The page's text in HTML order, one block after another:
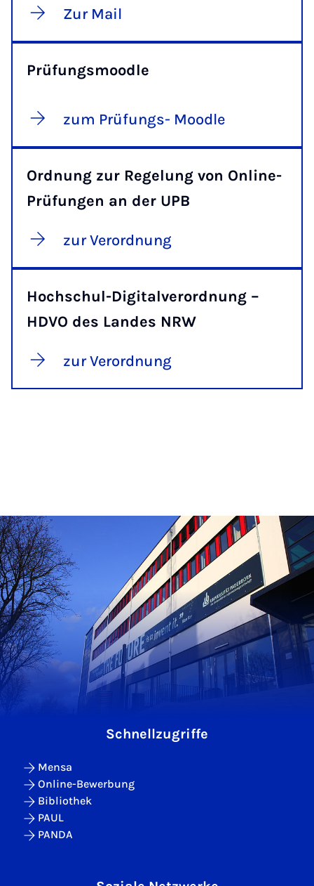
Zur Mail
Prüfungsmoodle
zum Prüfungs- Moodle
Ordnung zur Regelung von Online-
Prüfungen an der UPB
zur Verordnung
Hochschul-Digitalverordnung –
HDVO des Landes NRW
zur Verordnung
Schnellzugriffe
Mensa
Online-Bewerbung
Bibliothek
PAUL
PANDA